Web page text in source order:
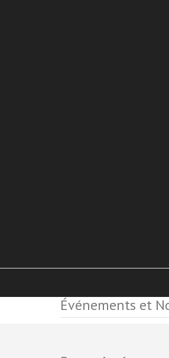
Événements et